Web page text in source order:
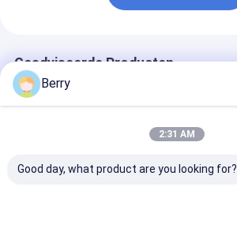
Geadviseerde Producten
Berry
2:31 AM
Good day, what product are you looking for?